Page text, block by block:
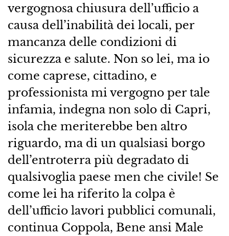
vergognosa chiusura dell’ufficio a
causa dell’inabilità dei locali, per
mancanza delle condizioni di
sicurezza e salute. Non so lei, ma io
come caprese, cittadino, e
professionista mi vergogno per tale
infamia, indegna non solo di Capri,
isola che meriterebbe ben altro
riguardo, ma di un qualsiasi borgo
dell’entroterra più degradato di
qualsivoglia paese men che civile! Se
come lei ha riferito la colpa è
dell’ufficio lavori pubblici comunali,
continua Coppola, Bene ansi Male